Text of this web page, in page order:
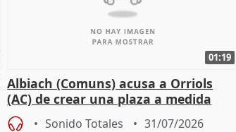
01:19
Albiach (Comuns) acusa a Orriols
(AC) de crear una plaza a medida
para su hija en Ripoll (Girona)
Sonido Totales 31/07/2026